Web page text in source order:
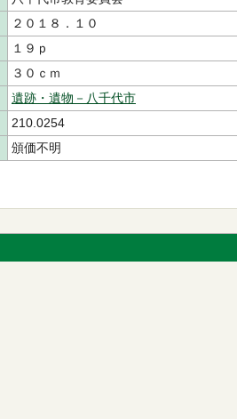
２０１８．１０
１９ｐ
３０ｃｍ
遺跡・遺物－八千代市
210.0254
頒価不明